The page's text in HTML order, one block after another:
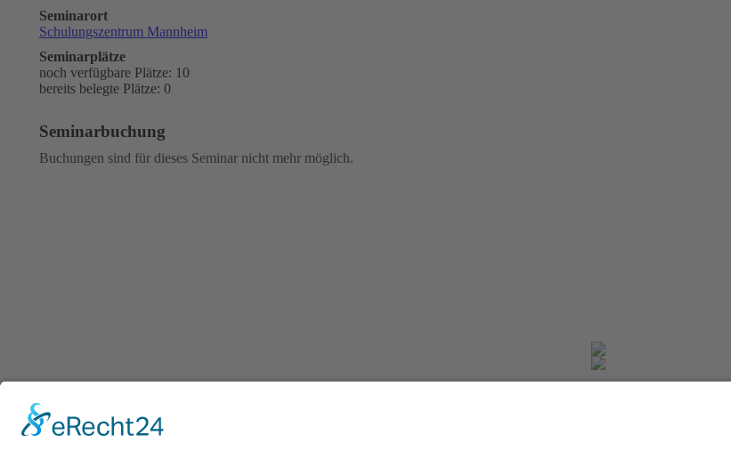
Seminarort
Schulungszentrum Mannheim
Seminarplätze
noch verfügbare Plätze: 10
bereits belegte Plätze: 0
Seminarbuchung
Buchungen sind für dieses Seminar nicht mehr möglich.